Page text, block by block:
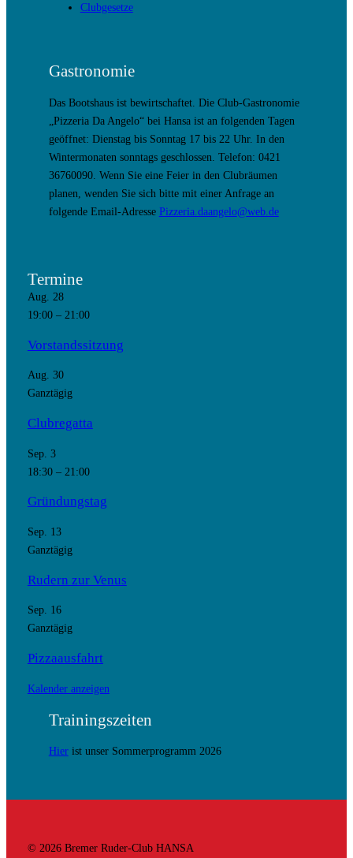
Clubgesetze
Gastronomie
Das Bootshaus ist bewirtschaftet. Die Club-Gastronomie
„Pizzeria Da Angelo“ bei Hansa ist an folgenden Tagen
geöffnet: Dienstag bis Sonntag 17 bis 22 Uhr. In den
Wintermonaten sonntags geschlossen. Telefon: 0421
36760090. Wenn Sie eine Feier in den Clubräumen
planen, wenden Sie sich bitte mit einer Anfrage an
folgende Email-Adresse Pizzeria.daangelo@web.de
Termine
Aug. 28
19:00– 21:00
Vorstandssitzung
Aug. 30
Ganztägig
Clubregatta
Sep. 3
18:30– 21:00
Gründungstag
Sep. 13
Ganztägig
Rudern zur Venus
Sep. 16
Ganztägig
Pizzaausfahrt
Kalender anzeigen
Trainingszeiten
Hierist unser Sommerprogramm 2026
© 2026 Bremer Ruder-Club HANSA